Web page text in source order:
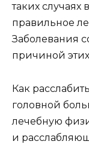
таких
правильное
Заболевания
причиной
Как
головной
лечебную
и